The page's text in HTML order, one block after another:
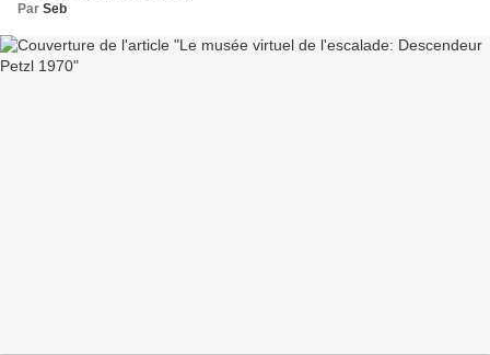
Par Seb